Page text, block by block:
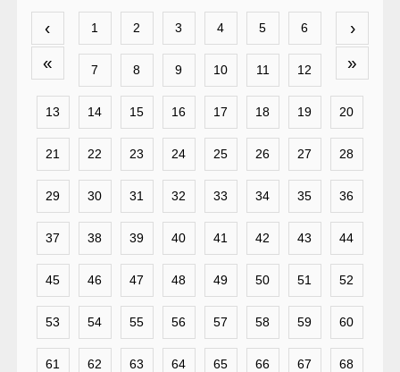
‹
«
›
»
1 2 3 4 5 6
7 8 9 10 11 12
13 14 15 16 17 18 19 20
21 22 23 24 25 26 27 28
29 30 31 32 33 34 35 36
37 38 39 40 41 42 43 44
45 46 47 48 49 50 51 52
53 54 55 56 57 58 59 60
61 62 63 64 65 66 67 68